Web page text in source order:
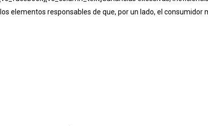
elementos responsables de que, por un lado, el